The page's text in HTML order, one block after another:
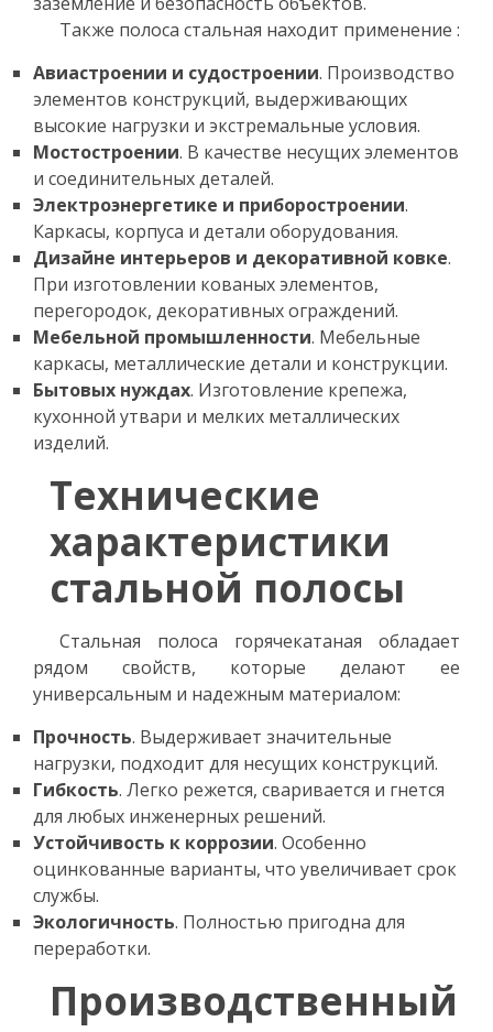
Также полоса стальная находит применение :
Авиастроении и судостроении. Производство
элементов конструкций, выдерживающих
высокие нагрузки и экстремальные условия.
Мостостроении. В качестве несущих элементов
и соединительных деталей.
Электроэнергетике и приборостроении.
Каркасы, корпуса и детали оборудования.
Дизайне интерьеров и декоративной ковке.
При изготовлении кованых элементов,
перегородок, декоративных ограждений.
Мебельной промышленности. Мебельные
каркасы, металлические детали и конструкции.
Бытовых нуждах. Изготовление крепежа,
кухонной утвари и мелких металлических
изделий.
Технические
характеристики
стальной полосы
Стальная полоса горячекатаная обладает
рядом свойств, которые делают ее
универсальным и надежным материалом:
Прочность. Выдерживает значительные
нагрузки, подходит для несущих конструкций.
Гибкость. Легко режется, сваривается и гнется
для любых инженерных решений.
Устойчивость к коррозии. Особенно
оцинкованные варианты, что увеличивает срок
службы.
Экологичность. Полностью пригодна для
переработки.
Производственный